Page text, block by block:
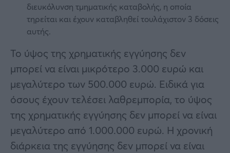
διευκόλυνση τμηματικής καταβολής, η οποία
τηρείται και έχουν καταβληθεί τουλάχιστον 3 δόσεις
αυτής.
Το ύψος της χρηματικής εγγύησης δεν
μπορεί να είναι μικρότερο 3.000 ευρώ και
μεγαλύτερο των 500.000 ευρώ. Ειδικά για
όσους έχουν τελέσει λαθρεμπορία, το ύψος
της χρηματικής εγγύησης δεν μπορεί να είναι
μεγαλύτερο από 1.000.000 ευρώ. Η χρονική
διάρκεια της εγγύησης δεν μπορεί να είναι